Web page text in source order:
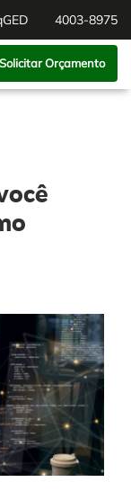
4003-8975
Solicitar Orçamento